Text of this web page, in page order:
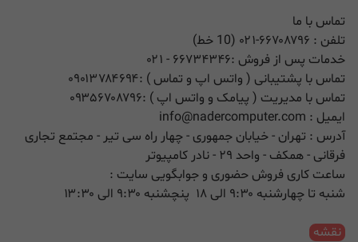
تماس با ما
تلفن : ۰۲۱-۶۶۷۰۸۷۹۶ (10 خط)
خدمات پس از فروش :۶۶۷۳۴۳۴۶ - ۰۲۱
تماس با پشتیبانی ( واتس اپ و تماس ) :۰۹۰۱۳۷۸۴۶۹۴
تماس با مدیریت ( پیامک و واتس اپ ) :۰۹۳۵۶۷۰۸۷۹۶
ایمیل : info@nadercomputer.com
آدرس : تهران - خیابان جمهوری - چهار راه سی تیر - مجتمع تجاری
فرقانی - همکف - واحد ۲۹ - نادر کامپیوتر
ساعت کاری فروش حضوری و جوابگویی سایت :
شنبه تا چهارشنبه ۹:۳۰ الی ۱۸ پنچشنبه ۹:۳۰ الی ۱۳:۳۰
نقشه